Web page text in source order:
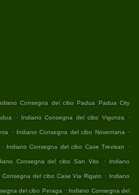
Consegna del cibo Padua Padua City
. Indiano Consegna del cibo Vigonza .
. Indiano Consegna del cibo Noventana .
. Indiano Consegna del cibo Case Trevisan .
Consegna del cibo San Vito . Indiano
Consegna del cibo Case Via Rigato . Indiano
del cibo Peraga . Indiano Consegna del